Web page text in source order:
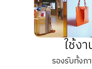
ใช้ง
รองรับทั้งภ